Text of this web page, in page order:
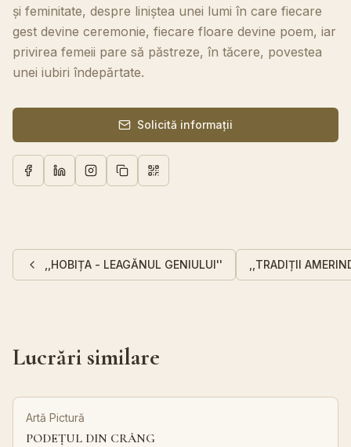
și feminitate, despre liniștea unei lumi în care fiecare
gest devine ceremonie, fiecare floare devine poem, iar
privirea femeii pare să păstreze, în tăcere, povestea
unei iubiri îndepărtate.
Solicită informații
,,HOBIȚA - LEAGĂNUL GENIULUI'' ,,TRADIȚII
Lucrări similare
Artă Pictură
PODEȚUL DIN CRÂNG